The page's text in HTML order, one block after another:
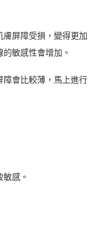
屏障受損，變得更加
敏感性會增加。
障會比較薄，馬上進行
感。